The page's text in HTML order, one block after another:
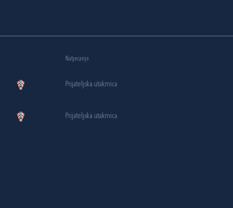
Natjecanje
Prijateljska utakmica
Prijateljska utakmica